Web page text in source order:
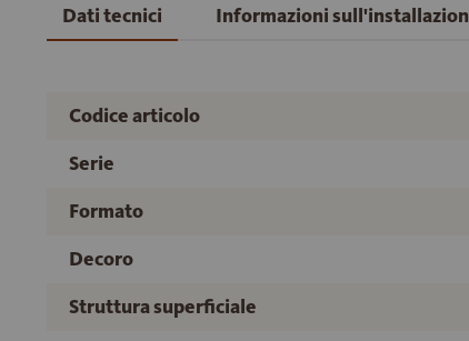
Dati tecnici Informazioni
Codice articolo
Serie
Formato
Decoro
Struttura superficiale